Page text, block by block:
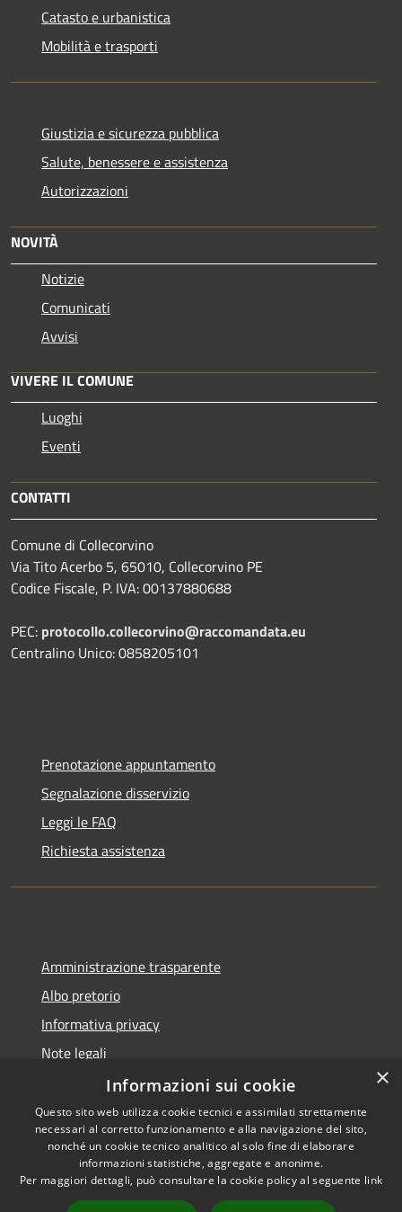
Catasto e urbanistica
Mobilità e trasporti
Giustizia e sicurezza pubblica
Salute, benessere e assistenza
Autorizzazioni
NOVITÀ
Notizie
Comunicati
Avvisi
VIVERE IL COMUNE
Luoghi
Eventi
CONTATTI
Comune di Collecorvino
Via Tito Acerbo 5, 65010, Collecorvino PE
Codice Fiscale, P. IVA: 00137880688
PEC: protocollo.collecorvino@raccomandata.eu
Centralino Unico: 0858205101
Prenotazione appuntamento
Segnalazione disservizio
Leggi le FAQ
Richiesta assistenza
Amministrazione trasparente
Albo pretorio
Informativa privacy
Note legali
Dichiarazione di accessibilità
RSS
Accessibilità
Copyright © 2026 • Comune di
×
Informazioni sui cookie
Questo sito web utilizza cookie tecnici e assimilati strettamente
necessari al corretto funzionamento e alla navigazione del sito,
nonché un cookie tecnico analitico al solo fine di elaborare
informazioni statistiche, aggregate e anonime.
Per maggiori dettagli, può consultare la cookie policy al seguente link